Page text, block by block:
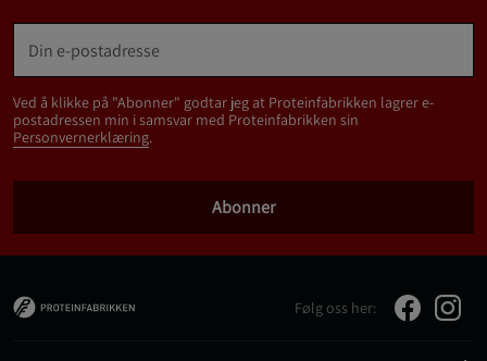
Ved å klikke på "Abonner" godtar jeg at Proteinfabrikken lagrer e-
postadressen min i samsvar med Proteinfabrikken sin
Personvernerklæring.
Abonner
Følg oss her: